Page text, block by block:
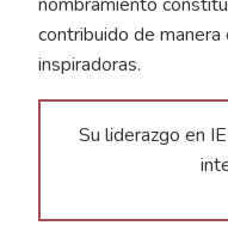
contribuido de
inspiradoras.
Su liderazgo en